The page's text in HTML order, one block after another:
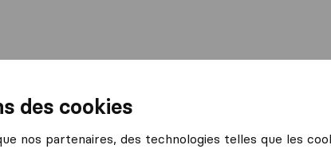
des cookies
nos partenaires, des technologies telles que les